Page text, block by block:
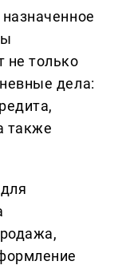
не только
дела:
также